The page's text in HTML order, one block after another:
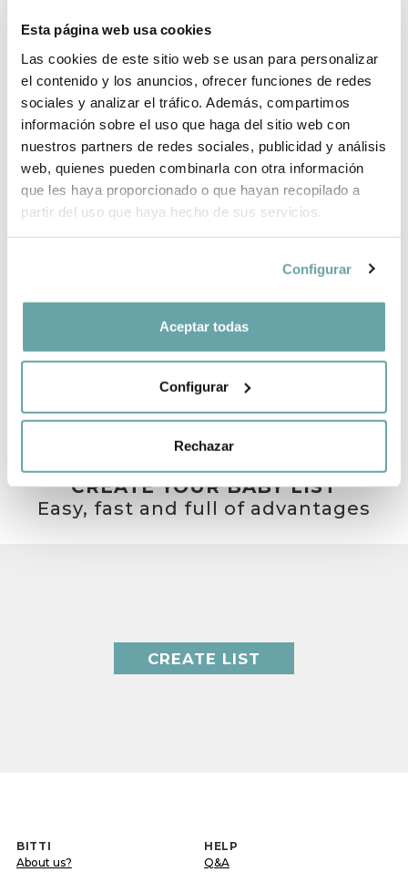
Esta página web usa cookies
Las cookies de este sitio web se usan para personalizar
el contenido y los anuncios, ofrecer funciones de redes
sociales y analizar el tráfico. Además, compartimos
información sobre el uso que haga del sitio web con
nuestros partners de redes sociales, publicidad y análisis
web, quienes pueden combinarla con otra información
que les haya proporcionado o que hayan recopilado a
partir del uso que haya hecho de sus servicios.
Configurar
Aceptar todas
Configurar
Rechazar
BRAND INFORMATION
COMPLETE YOUR PURCHASE
SHARE
OTHER CUSTOMERS ALSO VIEWED
CREATE YOUR BABY LIST
Easy, fast and full of advantages
CREATE LIST
BITTI
About us?
HELP
Q&A